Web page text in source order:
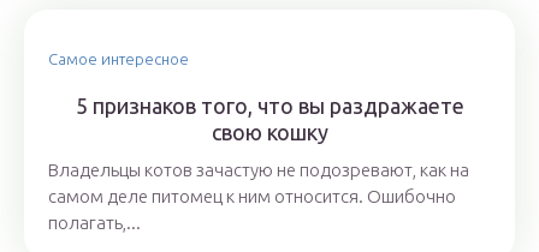
Самое интересное
5 признаков того, что вы раздражаете
свою кошку
Владельцы котов зачастую не подозревают, как на
самом деле питомец к ним относится. Ошибочно
полагать,...